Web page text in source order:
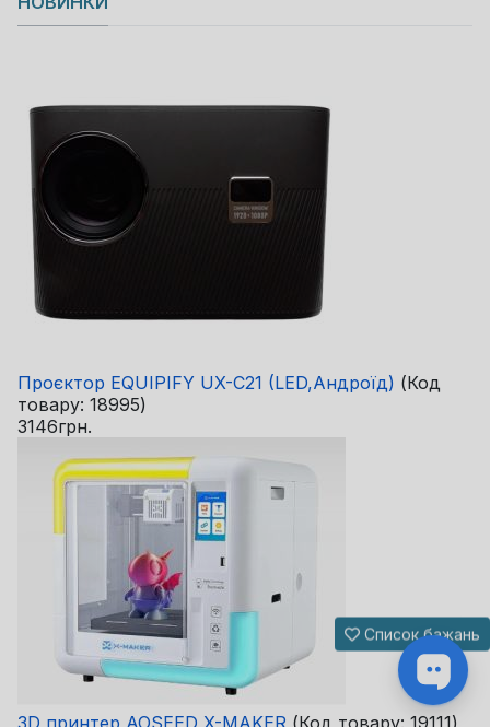
Проєктор EQUIPIFY UX-C21 (LED,Андроїд) (Код
товару: 18995)
3146грн.
3D принтер AOSEED X-MAKER (Код товару: 19111)
Список бажань